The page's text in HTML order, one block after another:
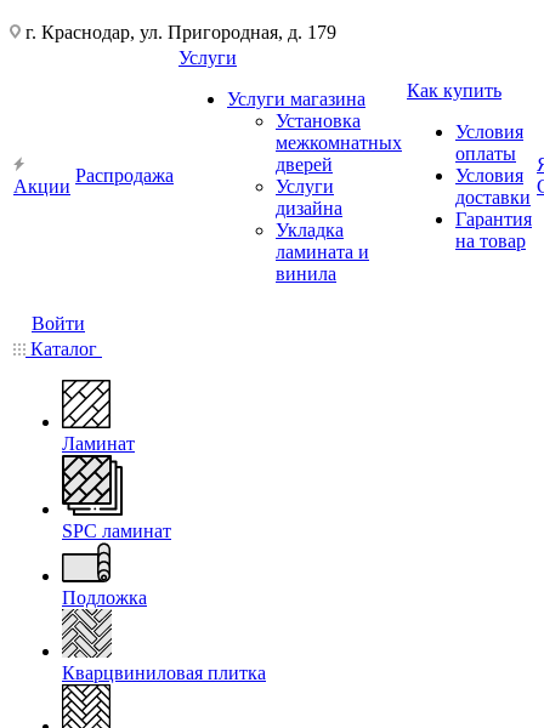
г. Краснодар, ул. Пригородная, д. 179
Акции
Распродажа
Услуги
Услуги магазина
Установка
межкомнатных
дверей
Услуги
дизайна
Укладка
ламината и
винила
Как купить
Условия
оплаты
Условия
доставки
Гарантия
на товар
Войти
Каталог
Ламинат
SPC ламинат
Подложка
Кварцвиниловая плитка